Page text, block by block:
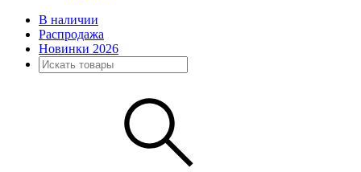
В наличии
Распродажа
Новинки 2026